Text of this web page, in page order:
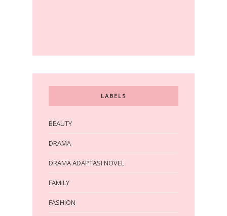
LABELS
BEAUTY
DRAMA
DRAMA ADAPTASI NOVEL
FAMILY
FASHION